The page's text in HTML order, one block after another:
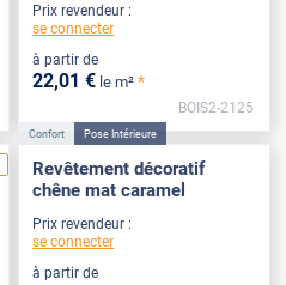
Prix revendeur :
se connecter
à partir de
22,01 € le m² *
BOIS2-2125
Confort Pose Intérieure
Revêtement décoratif
chêne mat caramel
Prix revendeur :
se connecter
à partir de